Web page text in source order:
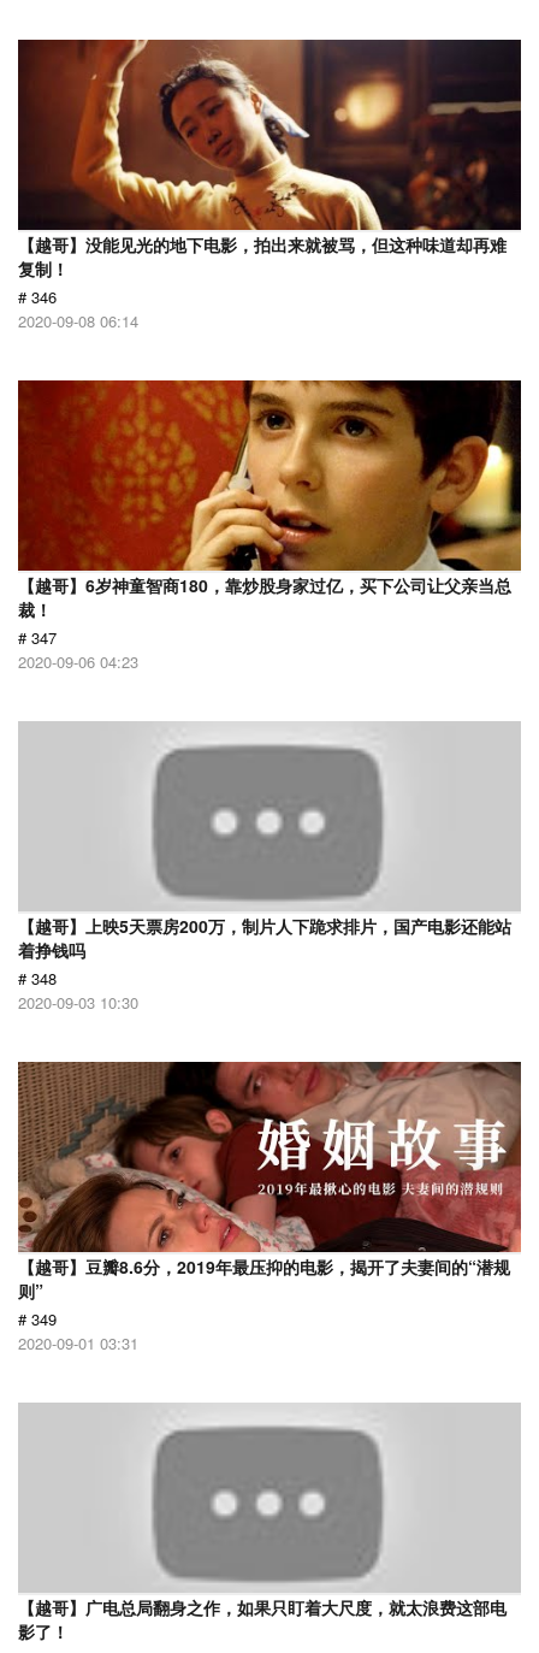
【越哥】没能见光的地下电影，拍出来就被骂，但这种味道却再难
复制！
# 346
2020-09-08 06:14
【越哥】6岁神童智商180，靠炒股身家过亿，买下公司让父亲当总
裁！
# 347
2020-09-06 04:23
【越哥】上映5天票房200万，制片人下跪求排片，国产电影还能站
着挣钱吗
# 348
2020-09-03 10:30
【越哥】豆瓣8.6分，2019年最压抑的电影，揭开了夫妻间的“潜规
则”
# 349
2020-09-01 03:31
【越哥】广电总局翻身之作，如果只盯着大尺度，就太浪费这部电
影了！